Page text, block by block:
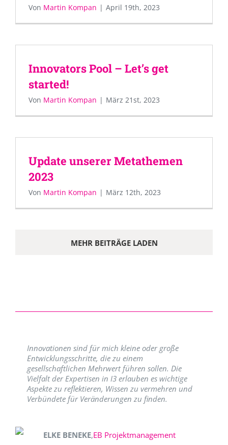
Von Martin Kompan | April 19th, 2023
Innovators Pool – Let’s get
started!
Von Martin Kompan | März 21st, 2023
Update unserer Metathemen
2023
Von Martin Kompan | März 12th, 2023
MEHR BEITRÄGE LADEN
Innovationen sind für mich kleine oder große
Entwicklungsschritte, die zu einem
gesellschaftlichen Mehrwert führen sollen. Die
Vielfalt der Expertisen in I3 erlauben es wichtige
Aspekte zu reflektieren, Wissen zu vermehren und
Verbündete für Veränderungen zu finden.
ELKE BENEKE,EB Projektmanagement